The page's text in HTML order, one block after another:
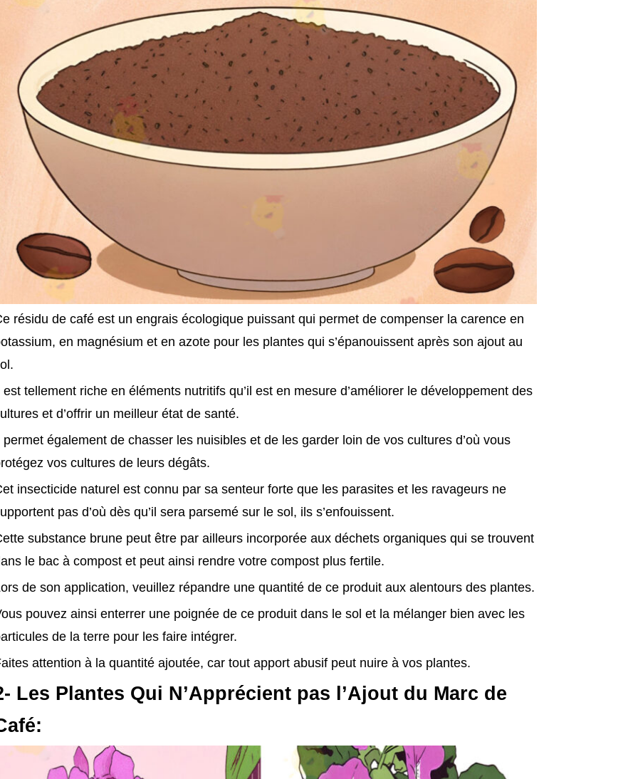
résidu de café est un engrais écologique puissant qui permet de compenser la carence en
en magnésium et en azote pour les plantes qui s’épanouissent après son ajout au
est tellement riche en éléments nutritifs qu’il est en mesure d’améliorer le développement des
et d’offrir un meilleur état de santé.
permet également de chasser les nuisibles et de les garder loin de vos cultures d’où vous
vos cultures de leurs dégâts.
insecticide naturel est connu par sa senteur forte que les parasites et les ravageurs ne
pas d’où dès qu’il sera parsemé sur le sol, ils s’enfouissent.
substance brune peut être par ailleurs incorporée aux déchets organiques qui se trouvent
le bac à compost et peut ainsi rendre votre compost plus fertile.
de son application, veuillez répandre une quantité de ce produit aux alentours des plantes.
pouvez ainsi enterrer une poignée de ce produit dans le sol et la mélanger bien avec les
de la terre pour les faire intégrer.
attention à la quantité ajoutée, car tout apport abusif peut nuire à vos plantes.
Les Plantes Qui N’Apprécient pas l’Ajout du Marc de